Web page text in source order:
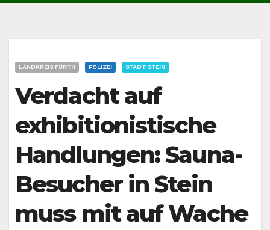
LANDKREIS FÜRTH POLIZEI STADT STEIN
Verdacht auf
exhibitionistische
Handlungen: Sauna-
Besucher in Stein
muss mit auf Wache